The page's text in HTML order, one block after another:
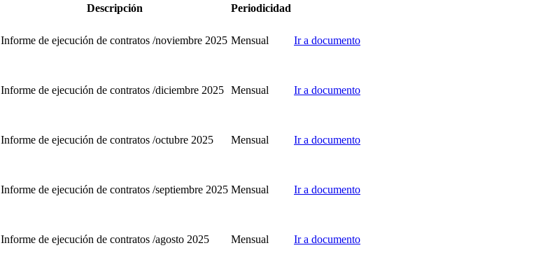
Descripción Periodicidad
Informe de ejecución de contratos /noviembre 2025 Mensual Ir a documento
Informe de ejecución de contratos /diciembre 2025 Mensual Ir a documento
Informe de ejecución de contratos /octubre 2025 Mensual Ir a documento
Informe de ejecución de contratos /septiembre 2025 Mensual Ir a documento
Informe de ejecución de contratos /agosto 2025 Mensual Ir a documento